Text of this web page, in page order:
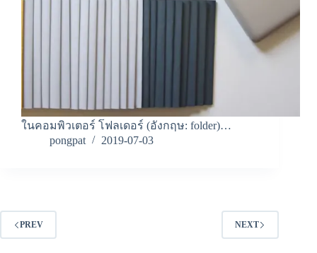
ในคอมพิวเตอร์ โฟลเดอร์ (อังกฤษ: folder)…
pongpat
2019-07-03
PREV NEXT